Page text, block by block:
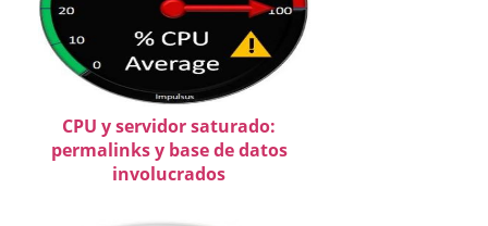
CPU y servidor saturado:
permalinks y base de datos
involucrados